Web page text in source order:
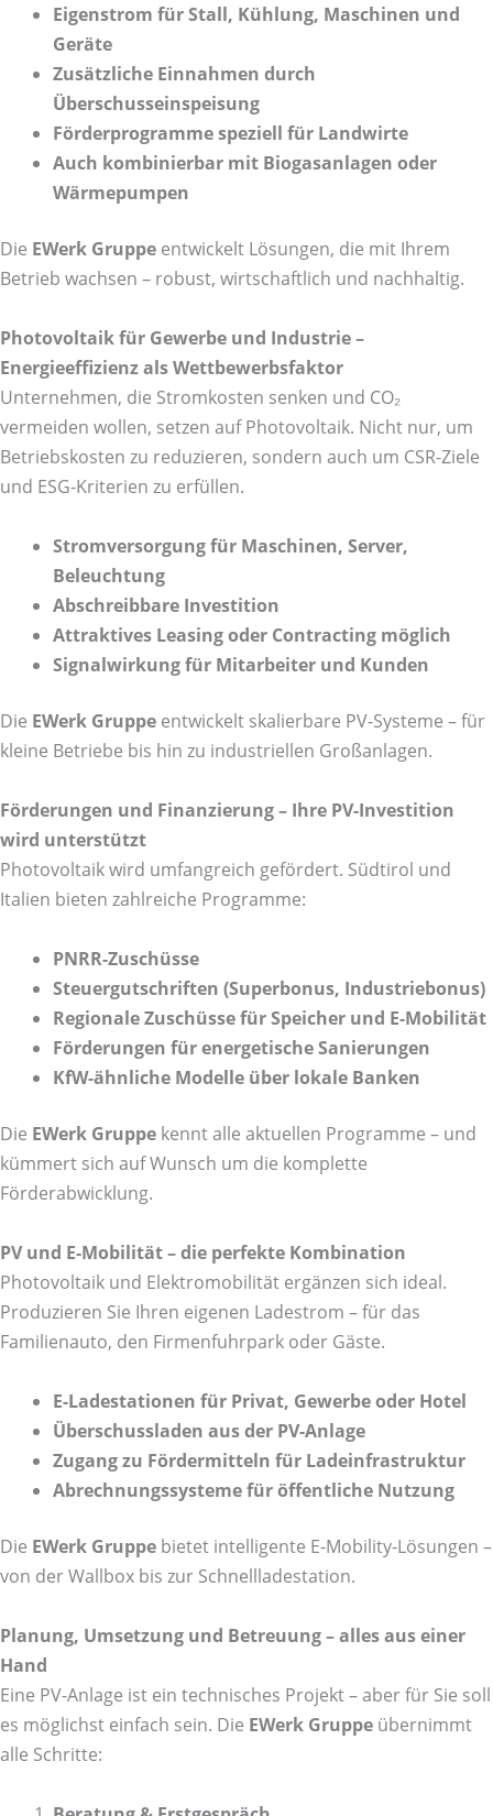
Eigenstrom für Stall, Kühlung, Maschinen und
Geräte
Zusätzliche Einnahmen durch
Überschusseinspeisung
Förderprogramme speziell für Landwirte
Auch kombinierbar mit Biogasanlagen oder
Wärmepumpen
Die EWerk Gruppe entwickelt Lösungen, die mit Ihrem
Betrieb wachsen – robust, wirtschaftlich und nachhaltig.
Photovoltaik für Gewerbe und Industrie –
Energieeffizienz als Wettbewerbsfaktor
Unternehmen, die Stromkosten senken und CO₂
vermeiden wollen, setzen auf Photovoltaik. Nicht nur, um
Betriebskosten zu reduzieren, sondern auch um CSR-Ziele
und ESG-Kriterien zu erfüllen.
Stromversorgung für Maschinen, Server,
Beleuchtung
Abschreibbare Investition
Attraktives Leasing oder Contracting möglich
Signalwirkung für Mitarbeiter und Kunden
Die EWerk Gruppe entwickelt skalierbare PV-Systeme – für
kleine Betriebe bis hin zu industriellen Großanlagen.
Förderungen und Finanzierung – Ihre PV-Investition
wird unterstützt
Photovoltaik wird umfangreich gefördert. Südtirol und
Italien bieten zahlreiche Programme:
PNRR-Zuschüsse
Steuergutschriften (Superbonus, Industriebonus)
Regionale Zuschüsse für Speicher und E-Mobilität
Förderungen für energetische Sanierungen
KfW-ähnliche Modelle über lokale Banken
Die EWerk Gruppe kennt alle aktuellen Programme – und
kümmert sich auf Wunsch um die komplette
Förderabwicklung.
PV und E-Mobilität – die perfekte Kombination
Photovoltaik und Elektromobilität ergänzen sich ideal.
Produzieren Sie Ihren eigenen Ladestrom – für das
Familienauto, den Firmenfuhrpark oder Gäste.
E-Ladestationen für Privat, Gewerbe oder Hotel
Überschussladen aus der PV-Anlage
Zugang zu Fördermitteln für Ladeinfrastruktur
Abrechnungssysteme für öffentliche Nutzung
Die EWerk Gruppe bietet intelligente E-Mobility-Lösungen –
von der Wallbox bis zur Schnellladestation.
Planung, Umsetzung und Betreuung – alles aus einer
Hand
Eine PV-Anlage ist ein technisches Projekt – aber für Sie soll
es möglichst einfach sein. Die EWerk Gruppe übernimmt
alle Schritte: